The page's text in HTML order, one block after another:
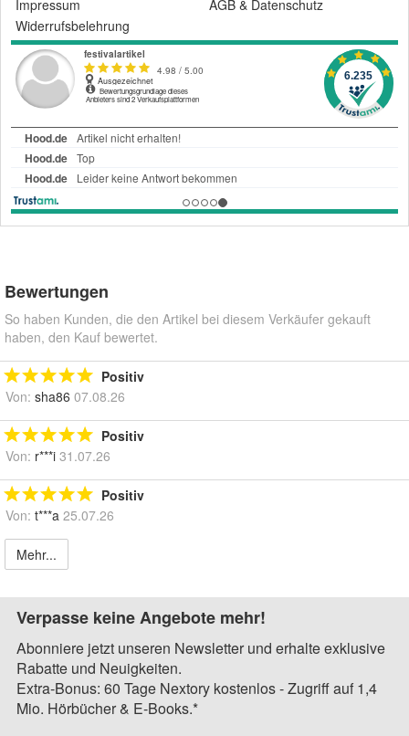
Impressum
AGB & Datenschutz
Widerrufsbelehrung
Bewertungen
So haben Kunden, die den Artikel bei diesem Verkäufer gekauft
haben, den Kauf bewertet.
Positiv
Von: sha86 07.08.26
Positiv
Von: r***i 31.07.26
Positiv
Von: t***a 25.07.26
Mehr...
Verpasse keine Angebote mehr!
Abonniere jetzt unseren Newsletter und erhalte exklusive
Rabatte und Neuigkeiten.
Extra-Bonus: 60 Tage Nextory kostenlos - Zugriff auf 1,4
Mio. Hörbücher & E-Books.*